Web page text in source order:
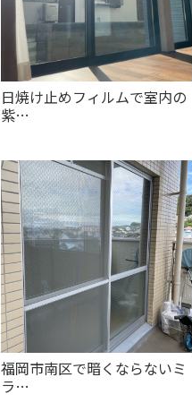
日焼け止めフィルムで室内の
紫…
福岡市南区で暗くならないミ
ラ…